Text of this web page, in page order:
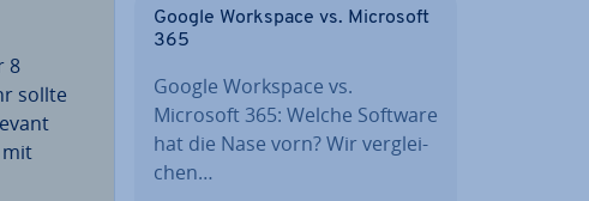
8
sollte
mit
Google Workspace vs. Microsoft
365
Google Workspace vs.
Microsoft 365: Welche Software
hat die Nase vorn? Wir ver­glei­
chen…